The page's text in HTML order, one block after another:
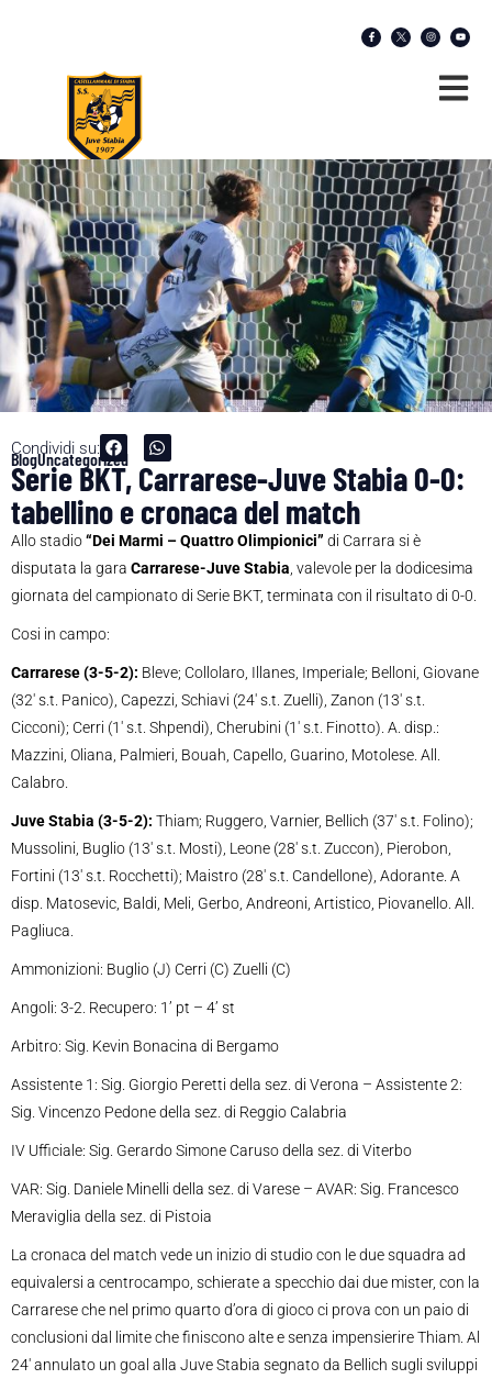
Condividi su:
BlogUncategorized
Serie BKT, Carrarese-Juve Stabia 0-0:
tabellino e cronaca del match
Allo stadio“Dei Marmi – Quattro Olimpionici” di Carrara si è
disputata la gara Carrarese-Juve Stabia , valevole per la dodicesima
giornata del campionato di Serie BKT, terminata con il risultato di 0-0.
Cosi in campo:
Carrarese (3-5-2): Bleve; Collolaro, Illanes, Imperiale; Belloni, Giovane
(32′ s.t. Panico), Capezzi, Schiavi (24′ s.t. Zuelli), Zanon (13′ s.t.
Cicconi); Cerri (1′ s.t. Shpendi), Cherubini (1′ s.t. Finotto). A. disp.:
Mazzini, Oliana, Palmieri, Bouah, Capello, Guarino, Motolese. All.
Calabro.
Juve Stabia (3-5-2): Thiam; Ruggero, Varnier, Bellich (37′ s.t. Folino);
Mussolini, Buglio (13′ s.t. Mosti), Leone (28′ s.t. Zuccon), Pierobon,
Fortini (13′ s.t. Rocchetti); Maistro (28′ s.t. Candellone), Adorante. A
disp. Matosevic, Baldi, Meli, Gerbo, Andreoni, Artistico, Piovanello. All.
Pagliuca.
Ammonizioni: Buglio (J) Cerri (C) Zuelli (C)
Angoli: 3-2. Recupero: 1’ pt – 4’ st
Arbitro: Sig. Kevin Bonacina di Bergamo
Assistente 1: Sig. Giorgio Peretti della sez. di Verona – Assistente 2:
Sig. Vincenzo Pedone della sez. di Reggio Calabria
IV Ufficiale: Sig. Gerardo Simone Caruso della sez. di Viterbo
VAR: Sig. Daniele Minelli della sez. di Varese – AVAR: Sig. Francesco
Meraviglia della sez. di Pistoia
La cronaca del match vede un inizio di studio con le due squadra ad
equivalersi a centrocampo, schierate a specchio dai due mister, con la
Carrarese che nel primo quarto d’ora di gioco ci prova con un paio di
conclusioni dal limite che finiscono alte e senza impensierire Thiam. Al
24′ annulato un goal alla Juve Stabia segnato da Bellich sugli sviluppi